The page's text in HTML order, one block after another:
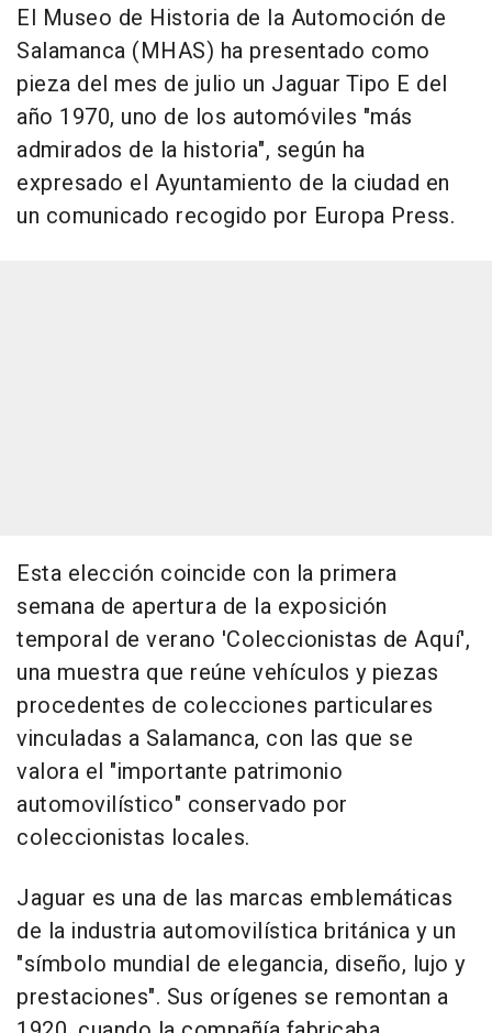
El Museo de Historia de la Automoción de
Salamanca (MHAS) ha presentado como
pieza del mes de julio un Jaguar Tipo E del
año 1970, uno de los automóviles "más
admirados de la historia", según ha
expresado el Ayuntamiento de la ciudad en
un comunicado recogido por Europa Press.
Esta elección coincide con la primera
semana de apertura de la exposición
temporal de verano 'Coleccionistas de Aquí',
una muestra que reúne vehículos y piezas
procedentes de colecciones particulares
vinculadas a Salamanca, con las que se
valora el "importante patrimonio
automovilístico" conservado por
coleccionistas locales.
Jaguar es una de las marcas emblemáticas
de la industria automovilística británica y un
"símbolo mundial de elegancia, diseño, lujo y
prestaciones". Sus orígenes se remontan a